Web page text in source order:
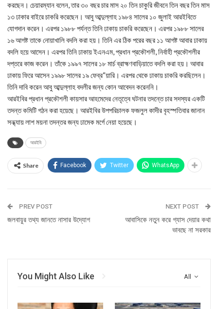
করছেন। চেয়ারম্যান বলেন, তার ৩০ বছর চার মাস ২০ তিন চাকুরি জীবনে তিন বছর তিন মাস
১৩ ঢাকার বাইরে চাকরি করেছেন। আবু আব্দুল্লাহ ১৯৮৪ সালের ১০ জুলাই আরইবিতে
যোগদান করেন। এরপর ১৯৮৮ পর্যন্ত তিনি ঢাকায় চাকরি করেছেন। এরপর ১৯৮৮ সালের
১৬ আগষ্ট তাকে নোয়াখালি বদলি করা হয়। তিনি এর ঠিক পরের বছর ১১ আগষ্ট আবার ঢাকায়
বদলি হয়ে আসেন। এরপর তিনি ঢাকায় ইএনএম, প্রধান প্রকৌশলী, নির্বাহী প্রকৌশলীর
দপ্তরে কাজ করেন। তাঁকে ১৯৯৭ সালের ১৮ মার্চ ব্রাহ্মণবাড়িয়াতে বদলি করা হয়। আবার
ঢাকায় ফিরে আসেন ১৯৯৮ সালের ১৯ ফেব্র“য়ারি। এরপর থেকে ঢাকায় চাকরি করছিলেন।
তিনি দাবি করেন আবু আব্দুল্লাহ বদলীর জন্য কোন আবেদন করেননি।
আরইবির প্রধান প্রকৌশলী কায়সার আহমেদের নেতৃত্বে ঘটনার তদন্তে চার সদস্যর একটি
তদন্ত কমিটি গঠন করা হয়েছে। আরইবির উপপরিচালক ফজলুল কাদীর বৃহস্পতিবার জানান
সন্ধ্যায় লাশ ময়না তদন্তর জন্য ঢামেক মর্গে নেয়া হয়েছে।
আরইবি
Share Facebook Twitter WhatsApp
PREV POST
জলবায়ুর তথ্য জানতে নাসার উদ্যোগ
NEXT POST
আবাসিকে নতুন করে গ্যাস দেয়ার কথা
ভাবছে না সরকার
All
You Might Also Like